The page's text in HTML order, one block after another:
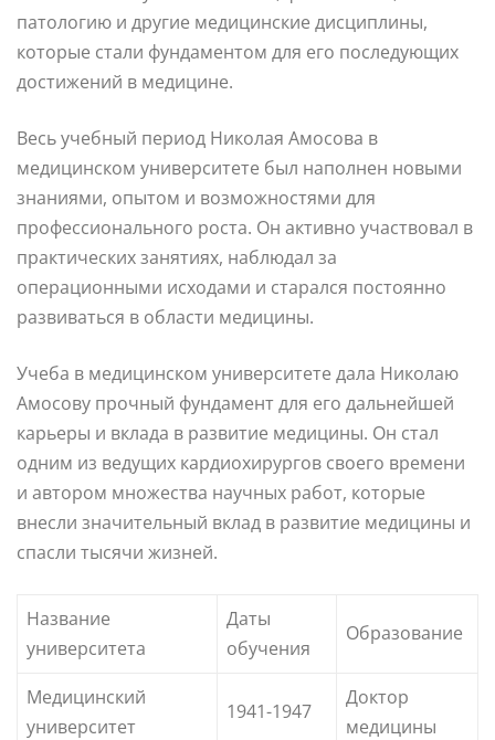
патологию и другие медицинские дисциплины,
которые стали фундаментом для его последующих
достижений в медицине.
Весь учебный период Николая Амосова в
медицинском университете был наполнен новыми
знаниями, опытом и возможностями для
профессионального роста. Он активно участвовал в
практических занятиях, наблюдал за
операционными исходами и старался постоянно
развиваться в области медицины.
Учеба в медицинском университете дала Николаю
Амосову прочный фундамент для его дальнейшей
карьеры и вклада в развитие медицины. Он стал
одним из ведущих кардиохирургов своего времени
и автором множества научных работ, которые
внесли значительный вклад в развитие медицины и
спасли тысячи жизней.
Название
университета
Даты
обучения
Образование
Медицинский
университет
1941-1947
Доктор
медицины